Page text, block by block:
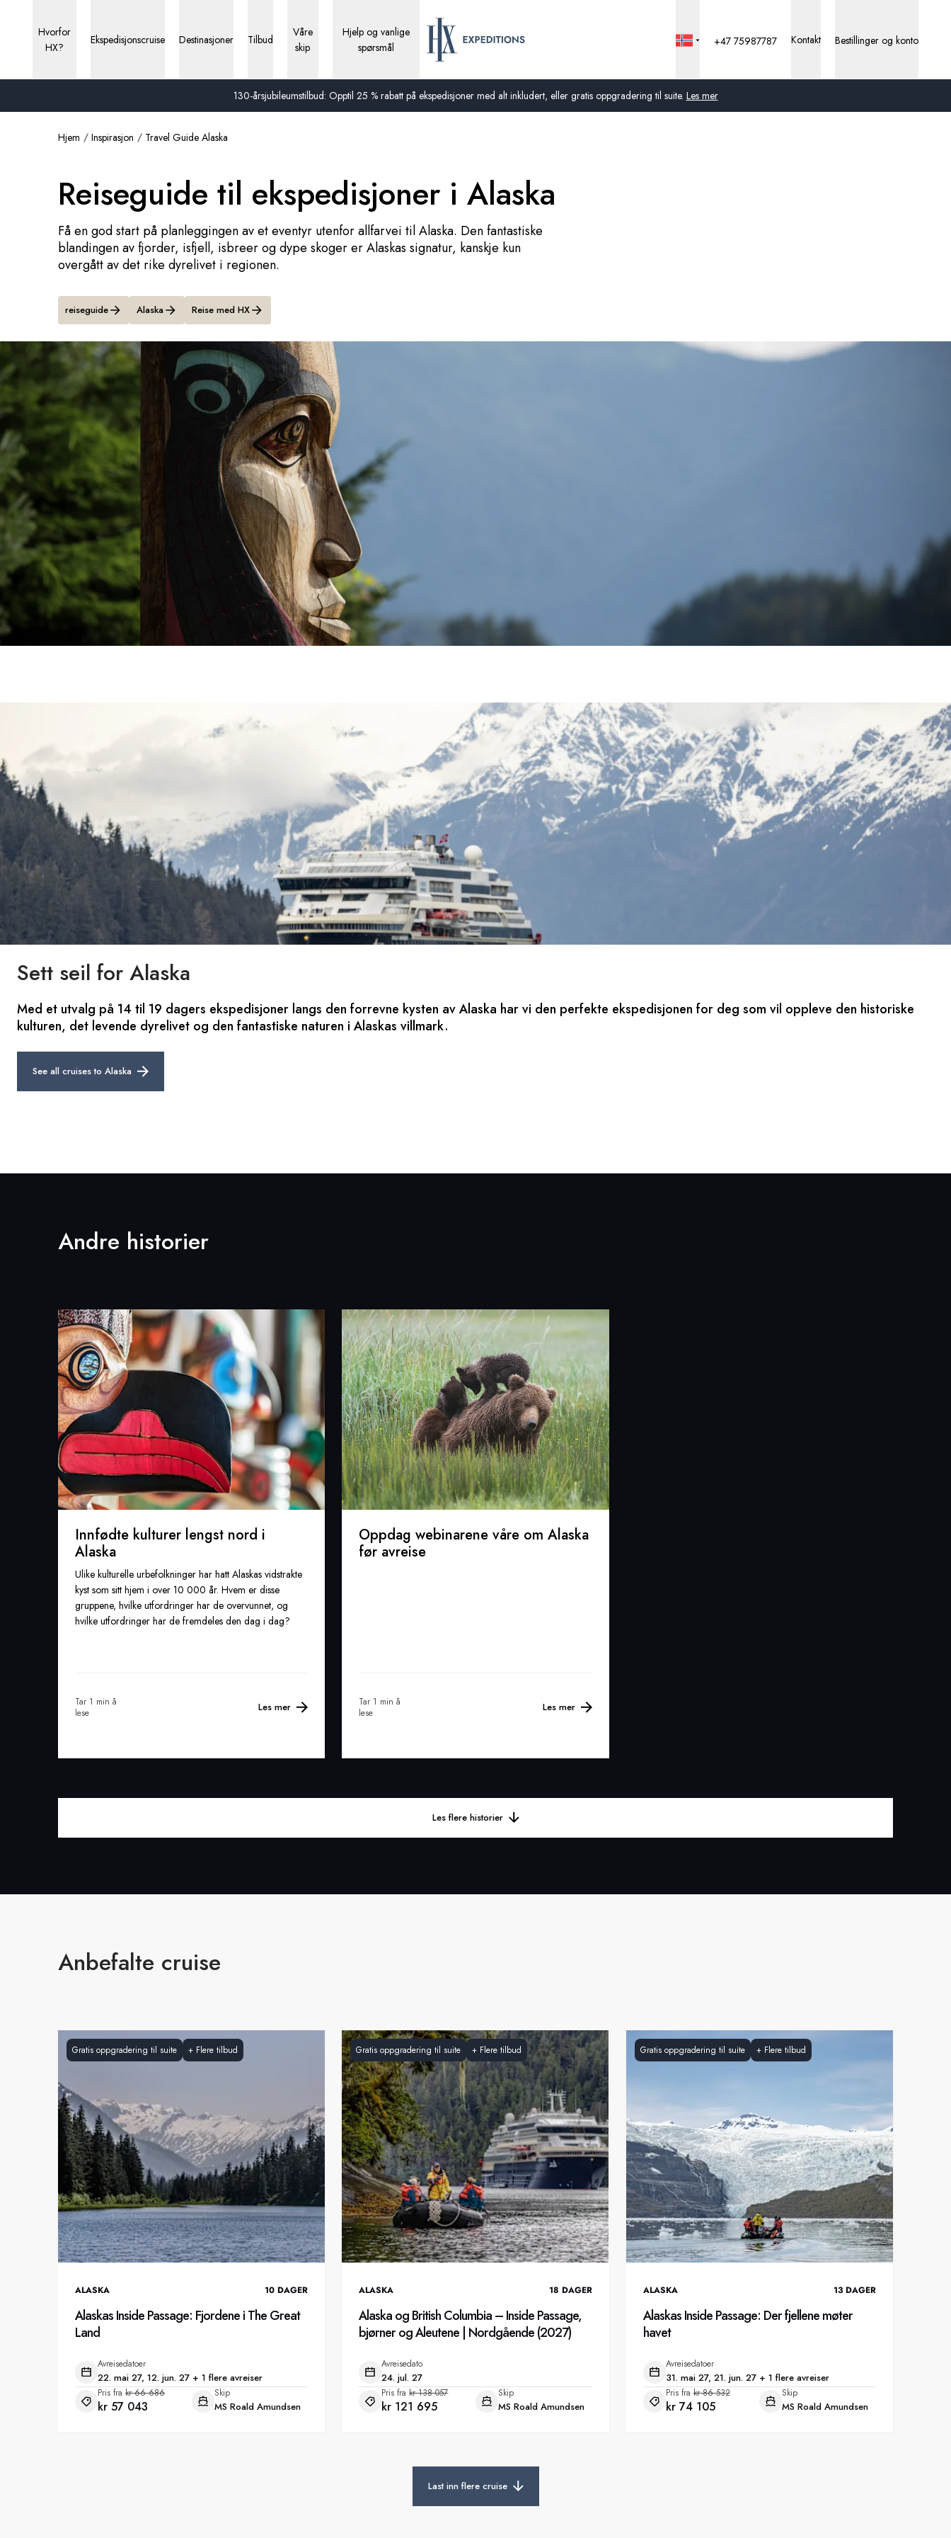
130-årsjubileumstilbud: Opptil 25 % rabatt på ekspedisjoner med alt inkludert, eller gratis oppgradering til suite. Les mer
Hvorfor
HX?
Ekspedisjonscruise Destinasjoner Tilbud
Våre
skip
Hjelp og vanlige
spørsmål
+47 75987787 Kontakt Bestillinger og konto
Hjem Inspirasjon Travel Guide Alaska
Reiseguide til ekspedisjoner i Alaska
Få en god start på planleggingen av et eventyr utenfor allfarvei til Alaska. Den fantastiske
blandingen av fjorder, isfjell, isbreer og dype skoger er Alaskas signatur, kanskje kun
overgått av det rike dyrelivet i regionen.
reiseguide Alaska Reise med HX
Sett seil for Alaska
Med et utvalg på 14 til 19 dagers ekspedisjoner langs den forrevne kysten av Alaska har vi den perfekte ekspedisjonen for deg som vil oppleve den historiske
kulturen, det levende dyrelivet og den fantastiske naturen i Alaskas villmark.
See all cruises to Alaska
Andre historier
Innfødte kulturer lengst nord i
Alaska
Ulike kulturelle urbefolkninger har hatt Alaskas vidstrakte
kyst som sitt hjem i over 10 000 år. Hvem er disse
gruppene, hvilke utfordringer har de overvunnet, og
hvilke utfordringer har de fremdeles den dag i dag?
Tar 1 min å
lese
Les mer
Oppdag webinarene våre om Alaska
før avreise
Tar 1 min å
lese
Les mer
Les flere historier
Anbefalte cruise
Gratis oppgradering til suite + Flere tilbud
ALASKA 10 DAGER
Alaskas Inside Passage: Fjordene i The Great
Land
Avreisedatoer
22. mai 27, 12. jun. 27 + 1 flere avreiser
Pris fra kr 66 686
kr 57 043
Skip
MS Roald Amundsen
Gratis oppgradering til suite + Flere tilbud
ALASKA 18 DAGER
Alaska og British Columbia – Inside Passage,
bjørner og Aleutene | Nordgående (2027)
Avreisedato
24. jul. 27
Pris fra kr 138 057
kr 121 695
Skip
MS Roald Amundsen
Gratis oppgradering til suite + Flere tilbud
ALASKA 13 DAGER
Alaskas Inside Passage: Der fjellene møter
havet
Avreisedatoer
31. mai 27, 21. jun. 27 + 1 flere avreiser
Pris fra kr 86 532
kr 74 105
Skip
MS Roald Amundsen
Last inn flere cruise